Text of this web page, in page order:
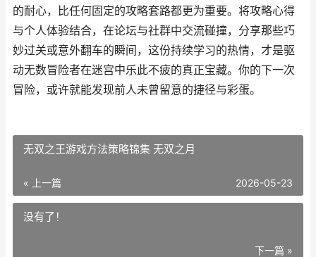
的耐心，比任何固定的攻略套路都更为重要。将攻略心得
与个人体验结合，在论坛与社群中交流碰撞，分享那些巧
妙过关或意外翻车的瞬间，这份持续学习的热情，才是驱
动无数冒险者在迷宫中乐此不疲的真正宝藏。你的下一次
冒险，或许就能发现前人未曾留意的捷径与彩蛋。
无双之王游戏方法策略锦集 无双之月
« 上一篇 2026-05-23
没有了！
下一篇 »